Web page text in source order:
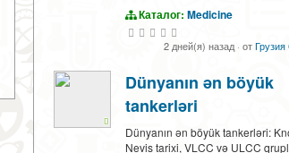
Каталог: Medicine
2 дней(я) назад · от
Dünyanın ən böyük
tankerləri
Dünyanın ən böyük tankerləri:
Nevis tarixi, VLCC və ULCC